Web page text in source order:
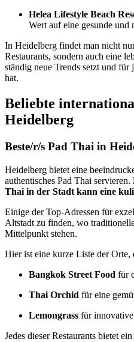
Helea Lifestyle Beach
Wert auf eine gesunde und
In Heidelberg findet man nicht
Restaurants, sondern auch eine
ständig neue Trends setzt und für
hat.
Beliebte
Heidelberg
Beste/r/s Pad Thai in
Heidelberg bietet eine
authentisches Pad Thai servieren.
Thai in der Stadt kann eine
Einige der Top-Adressen für
Altstadt zu finden, wo
Mittelpunkt stehen.
Hier ist eine kurze Liste der Orte,
Bangkok Street Food für
Thai Orchid für eine
Lemongrass für
Jedes dieser Restaurants bietet